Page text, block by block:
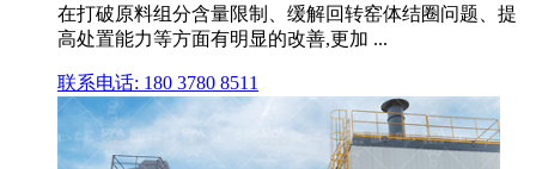
在打破原料组分含量限制、缓解回转窑体结圈问题、提
高处置能力等方面有明显的改善,更加 ...
联系电话: 180 3780 8511